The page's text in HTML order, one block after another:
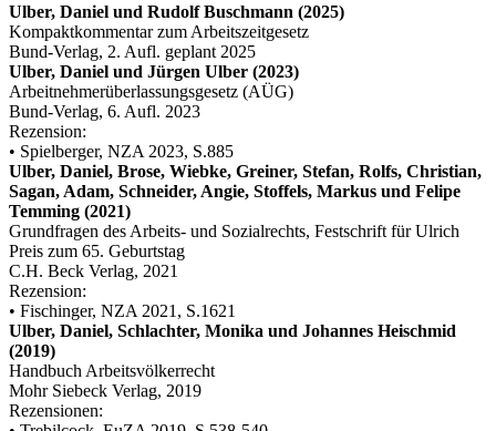
Ulber, Daniel und Rudolf Buschmann (2025)
Kompaktkommentar zum Arbeitszeitgesetz
Bund-Verlag, 2. Aufl. geplant 2025
Ulber, Daniel und Jürgen Ulber (2023)
Arbeitnehmerüberlassungsgesetz (AÜG)
Bund-Verlag, 6. Aufl. 2023
Rezension:
• Spielberger, NZA 2023, S.885
Ulber, Daniel, Brose, Wiebke, Greiner, Stefan, Rolfs, Christian,
Sagan, Adam, Schneider, Angie, Stoffels, Markus und Felipe
Temming (2021)
Grundfragen des Arbeits- und Sozialrechts, Festschrift für Ulrich
Preis zum 65. Geburtstag
C.H. Beck Verlag, 2021
Rezension:
• Fischinger, NZA 2021, S.1621
Ulber, Daniel, Schlachter, Monika und Johannes Heischmid
(2019)
Handbuch Arbeitsvölkerrecht
Mohr Siebeck Verlag, 2019
Rezensionen: